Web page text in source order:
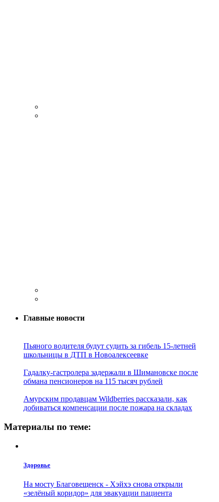
Главные новости
Пьяного водителя будут судить за гибель 15-летней
школьницы в ДТП в Новоалексеевке
Гадалку-гастролера задержали в Шимановске после
обмана пенсионеров на 115 тысяч рублей
Амурским продавцам Wildberries рассказали, как
добиваться компенсации после пожара на складах
Материалы по теме:
Здоровье
На мосту Благовещенск - Хэйхэ снова открыли
«зелёный коридор» для эвакуации пациента